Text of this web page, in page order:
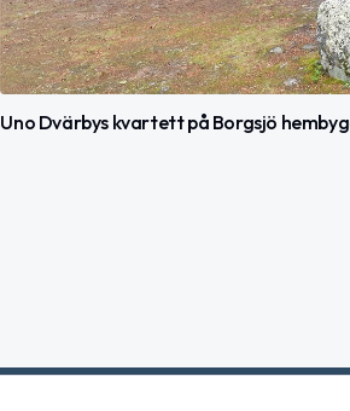
Uno Dvärbys kvartett på Borgsjö